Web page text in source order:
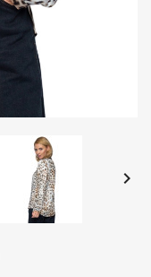
